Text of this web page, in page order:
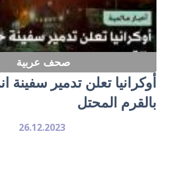
صحف عربية
أوكرانيا تعلن تدمير سفينة
بالقرم المحتل
26.12.2023